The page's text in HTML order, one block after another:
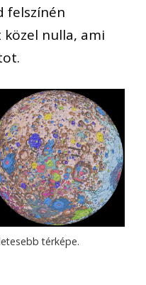
felszínén
nulla, ami
térképe.